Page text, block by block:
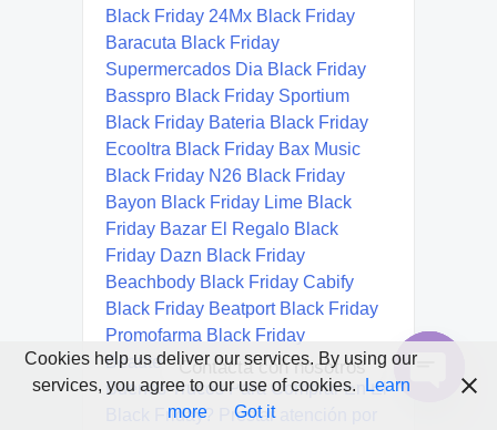
Cookies help us deliver our services. By using our
services, you agree to our use of cookies.
Learn
more
Got it
Contacta con nosotros